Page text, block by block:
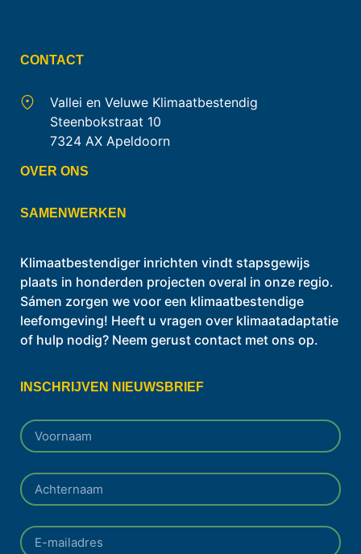
CONTACT
Vallei en Veluwe Klimaatbestendig
Steenbokstraat 10
7324 AX Apeldoorn
OVER ONS
SAMENWERKEN
Klimaatbestendiger inrichten vindt stapsgewijs
plaats in honderden projecten overal in onze regio.
Sámen zorgen we voor een klimaatbestendige
leefomgeving! Heeft u vragen over klimaatadaptatie
of hulp nodig? Neem gerust contact met ons op.
INSCHRIJVEN NIEUWSBRIEF